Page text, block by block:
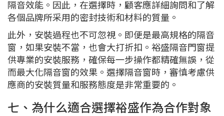
隔音效能。因此，在選擇時，顧客應詳細詢問和了解
各個品牌所采用的密封技術和材料的質量。
此外，安裝過程也不可忽視。即便是最高規格的隔音
窗，如果安裝不當，也會大打折扣。裕盛隔音門窗提
供專業的安裝服務，確保每一步操作都精確無誤，從
而最大化隔音窗的效果。選擇隔音窗時，審慎考慮供
應商的安裝質量和服務態度是非常重要的。
七、為什么適合選擇裕盛作為合作對象